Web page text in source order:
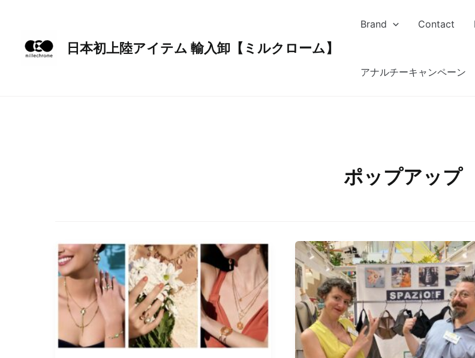
日本初上陸アイテム 輸入卸【ミルクローム】
Brand Contact
アナルチーキャンペーン
ポップアップ